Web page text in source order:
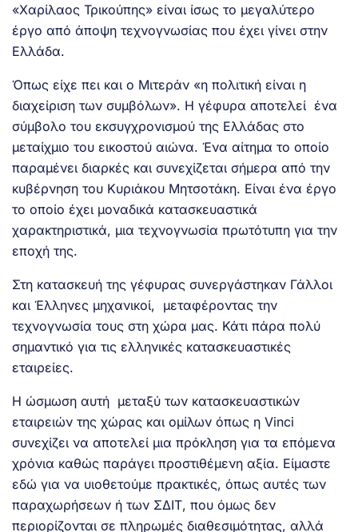
«Χαρίλαος Τρικούπης» είναι ίσως το μεγαλύτερο
έργο από άποψη τεχνογνωσίας που έχει γίνει στην
Ελλάδα.
Όπως είχε πει και ο Μιτεράν «η πολιτική είναι η
διαχείριση των συμβόλων». Η γέφυρα αποτελεί ένα
σύμβολο του εκσυγχρονισμού της Ελλάδας στο
μεταίχμιο του εικοστού αιώνα. Ένα αίτημα το οποίο
παραμένει διαρκές και συνεχίζεται σήμερα από την
κυβέρνηση του Κυριάκου Μητσοτάκη. Είναι ένα έργο
το οποίο έχει μοναδικά κατασκευαστικά
χαρακτηριστικά, μια τεχνογνωσία πρωτότυπη για την
εποχή της.
Στη κατασκευή της γέφυρας συνεργάστηκαν Γάλλοι
και Έλληνες μηχανικοί, μεταφέροντας την
τεχνογνωσία τους στη χώρα μας. Κάτι πάρα πολύ
σημαντικό για τις ελληνικές κατασκευαστικές
εταιρείες.
Η ώσμωση αυτή μεταξύ των κατασκευαστικών
εταιρειών της χώρας και ομίλων όπως η Vinci
συνεχίζει να αποτελεί μια πρόκληση για τα επόμενα
χρόνια καθώς παράγει προστιθέμενη αξία. Είμαστε
εδώ για να υιοθετούμε πρακτικές, όπως αυτές των
παραχωρήσεων ή των ΣΔΙΤ, που όμως δεν
περιορίζονται σε πληρωμές διαθεσιμότητας, αλλά